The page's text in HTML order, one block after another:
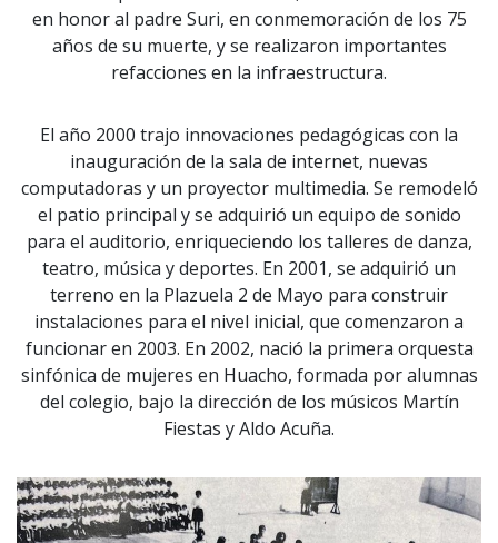
en honor al padre Suri, en conmemoración de los 75
años de su muerte, y se realizaron importantes
refacciones en la infraestructura.
El año 2000 trajo innovaciones pedagógicas con la
inauguración de la sala de internet, nuevas
computadoras y un proyector multimedia. Se remodeló
el patio principal y se adquirió un equipo de sonido
para el auditorio, enriqueciendo los talleres de danza,
teatro, música y deportes. En 2001, se adquirió un
terreno en la Plazuela 2 de Mayo para construir
instalaciones para el nivel inicial, que comenzaron a
funcionar en 2003. En 2002, nació la primera orquesta
sinfónica de mujeres en Huacho, formada por alumnas
del colegio, bajo la dirección de los músicos Martín
Fiestas y Aldo Acuña.